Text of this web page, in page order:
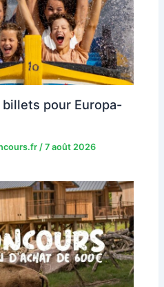
pour Europa-
/7 août 2026